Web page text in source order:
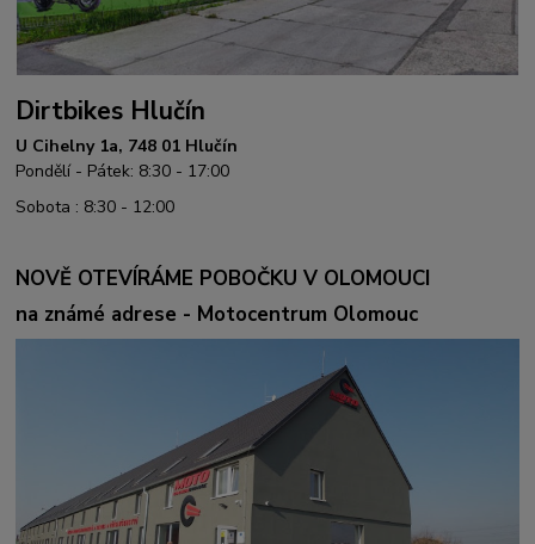
Dirtbikes Hlučín
U Cihelny 1a, 748 01 Hlučín
Pondělí - Pátek: 8:30 - 17:00
Sobota : 8:30 - 12:00
NOVĚ OTEVÍRÁME POBOČKU V OLOMOUCI
na známé adrese - Motocentrum Olomouc